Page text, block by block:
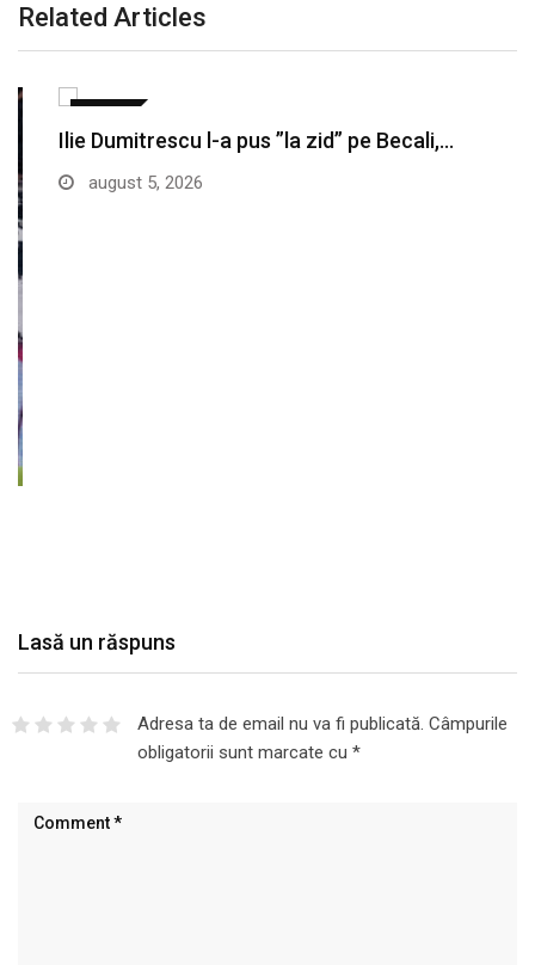
Related Articles
Ilie Dumitrescu l-a pus ”la zid” pe Becali,…
august 5, 2026
Lasă un răspuns
Adresa ta de email nu va fi publicată. Câmpurile
obligatorii sunt marcate cu *